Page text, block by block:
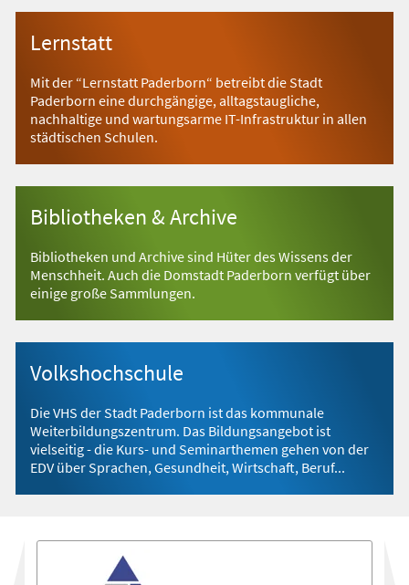
Lernstatt
Mit der “Lernstatt Paderborn“ betreibt die Stadt
Paderborn eine durchgängige, alltagstaugliche,
nachhaltige und wartungsarme IT-Infrastruktur in allen
städtischen Schulen.
Bibliotheken & Archive
Bibliotheken und Archive sind Hüter des Wissens der
Menschheit. Auch die Domstadt Paderborn verfügt über
einige große Sammlungen.
Volkshochschule
Die VHS der Stadt Paderborn ist das kommunale
Weiterbildungszentrum. Das Bildungsangebot ist
vielseitig - die Kurs- und Seminarthemen gehen von der
EDV über Sprachen, Gesundheit, Wirtschaft, Beruf...